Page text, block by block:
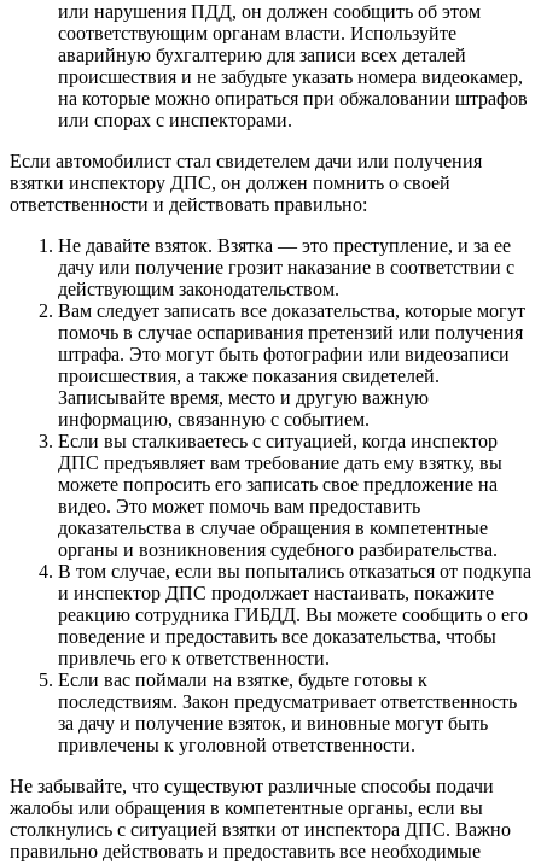
или нарушения ПДД, он должен сообщить об этом
соответствующим органам власти. Используйте
аварийную бухгалтерию для записи всех деталей
происшествия и не забудьте указать номера видеокамер,
на которые можно опираться при обжаловании штрафов
или спорах с инспекторами.
Если автомобилист стал свидетелем дачи или получения
взятки инспектору ДПС, он должен помнить о своей
ответственности и действовать правильно:
Не давайте взяток. Взятка — это преступление, и за ее
дачу или получение грозит наказание в соответствии с
действующим законодательством.
Вам следует записать все доказательства, которые могут
помочь в случае оспаривания претензий или получения
штрафа. Это могут быть фотографии или видеозаписи
происшествия, а также показания свидетелей.
Записывайте время, место и другую важную
информацию, связанную с событием.
Если вы сталкиваетесь с ситуацией, когда инспектор
ДПС предъявляет вам требование дать ему взятку, вы
можете попросить его записать свое предложение на
видео. Это может помочь вам предоставить
доказательства в случае обращения в компетентные
органы и возникновения судебного разбирательства.
В том случае, если вы попытались отказаться от подкупа
и инспектор ДПС продолжает настаивать, покажите
реакцию сотрудника ГИБДД. Вы можете сообщить о его
поведение и предоставить все доказательства, чтобы
привлечь его к ответственности.
Если вас поймали на взятке, будьте готовы к
последствиям. Закон предусматривает ответственность
за дачу и получение взяток, и виновные могут быть
привлечены к уголовной ответственности.
Не забывайте, что существуют различные способы подачи
жалобы или обращения в компетентные органы, если вы
столкнулись с ситуацией взятки от инспектора ДПС. Важно
правильно действовать и предоставить все необходимые